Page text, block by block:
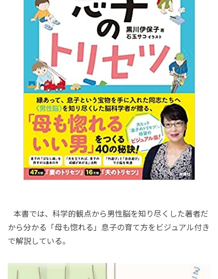
本書では、科学的観点から男性脳を知り尽くした著者だ
から分かる「母も惚れる」息子の育て方をビジュアル付き
で解説している。